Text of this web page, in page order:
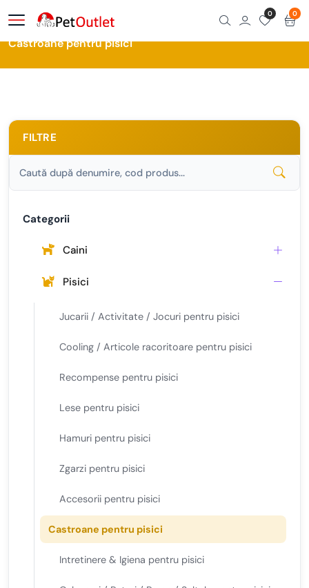
0 0
Acasă Magazin Castroane pentru pisici
Castroane pentru pisici
FILTRE
Categorii
Caini
Pisici
Jucarii / Activitate / Jocuri pentru pisici
Cooling / Articole racoritoare pentru pisici
Recompense pentru pisici
Lese pentru pisici
Hamuri pentru pisici
Zgarzi pentru pisici
Accesorii pentru pisici
Castroane pentru pisici
Intretinere & Igiena pentru pisici